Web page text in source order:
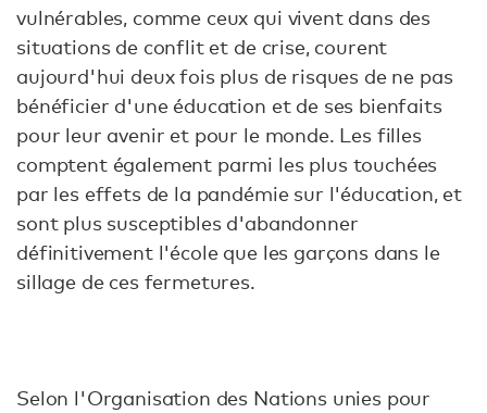
vulnérables, comme ceux qui vivent dans des
situations de conflit et de crise, courent
aujourd'hui deux fois plus de risques de ne pas
bénéficier d'une éducation et de ses bienfaits
pour leur avenir et pour le monde. Les filles
comptent également parmi les plus touchées
par les effets de la pandémie sur l'éducation, et
sont plus susceptibles d'abandonner
définitivement l'école que les garçons dans le
sillage de ces fermetures.
Selon l'Organisation des Nations unies pour